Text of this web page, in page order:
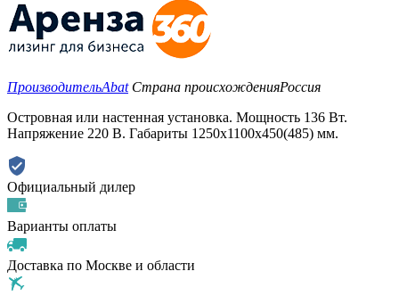
ПроизводительAbat Страна происхожденияРоссия
Островная или настенная установка. Мощность 136 Вт.
Напряжение 220 В. Габариты 1250х1100х450(485) мм.
Официальный дилер
Варианты оплаты
Доставка по Москве и области